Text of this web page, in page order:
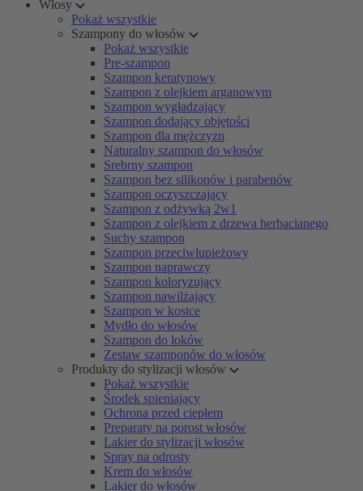
Włosy
Pokaż wszystkie
Szampony do włosów
Pokaż wszystkie
Pre-szampon
Szampon keratynowy
Szampon z olejkiem arganowym
Szampon wygładzający
Szampon dodający objętości
Szampon dla mężczyzn
Naturalny szampon do włosów
Srebrny szampon
Szampon bez silikonów i parabenów
Szampon oczyszczający
Szampon z odżywką 2w1
Szampon z olejkiem z drzewa herbacianego
Suchy szampon
Szampon przeciwłupieżowy
Szampon naprawczy
Szampon koloryzujący
Szampon nawilżający
Szampon w kostce
Mydło do włosów
Szampon do loków
Zestaw szamponów do włosów
Produkty do stylizacji włosów
Pokaż wszystkie
Środek spieniający
Ochrona przed ciepłem
Preparaty na porost włosów
Lakier do stylizacji włosów
Spray na odrosty
Krem do włosów
Lakier do włosów